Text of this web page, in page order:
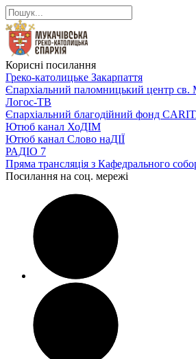
Корисні посилання
Греко-католицьке Закарпаття
Єпархіальний паломницький центр св.
Логос-ТВ
Єпархіальний благодійний фонд
Ютюб канал ХоДІМ
Ютюб канал Слово наДІЇ
РАДІО 7
Пряма трансляція з Кафедрального
Посилання на соц. мережі